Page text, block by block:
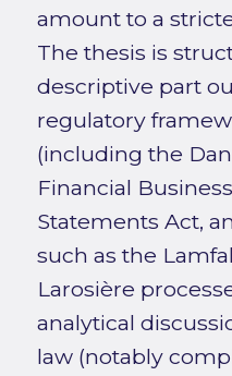
amount to a
The thesis is
descriptive part
regulatory
(including the
Financial
Statements Act,
such as the
Larosière
analytical
law (notably